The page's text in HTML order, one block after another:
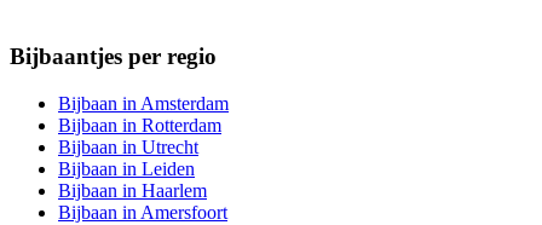
Bijbaantjes per regio
Bijbaan in Amsterdam
Bijbaan in Rotterdam
Bijbaan in Utrecht
Bijbaan in Leiden
Bijbaan in Haarlem
Bijbaan in Amersfoort